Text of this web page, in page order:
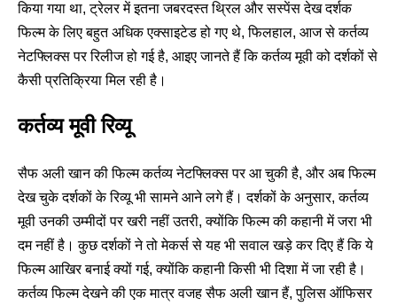
किया गया था, ट्रेलर में इतना जबरदस्त थ्रिल और सस्पेंस देख दर्शक
फिल्म के लिए बहुत अधिक एक्साइटेड हो गए थे, फिलहाल, आज से कर्तव्य
नेटफ्लिक्स पर रिलीज हो गई है, आइए जानते हैं कि कर्तव्य मूवी को दर्शकों से
कैसी प्रतिक्रिया मिल रही है।
कर्तव्य मूवी रिव्यू
सैफ अली खान की फिल्म कर्तव्य नेटफ्लिक्स पर आ चुकी है, और अब फिल्म
देख चुके दर्शकों के रिव्यू भी सामने आने लगे हैं। दर्शकों के अनुसार, कर्तव्य
मूवी उनकी उम्मीदों पर खरी नहीं उतरी, क्योंकि फिल्म की कहानी में जरा भी
दम नहीं है। कुछ दर्शकों ने तो मेकर्स से यह भी सवाल खड़े कर दिए हैं कि ये
फिल्म आखिर बनाई क्यों गई, क्योंकि कहानी किसी भी दिशा में जा रही है।
कर्तव्य फिल्म देखने की एक मात्र वजह सैफ अली खान हैं, पुलिस ऑफिसर